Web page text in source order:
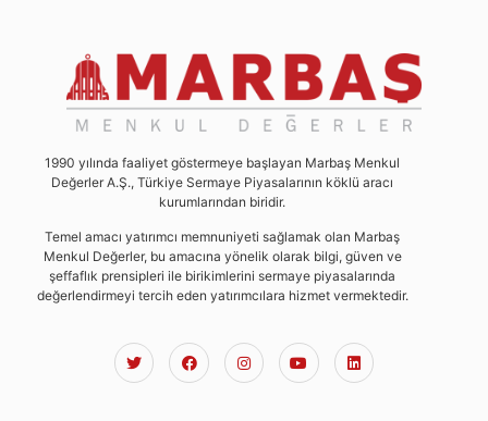
1990 yılında faaliyet göstermeye başlayan Marbaş Menkul
Değerler A.Ş., Türkiye Sermaye Piyasalarının köklü aracı
kurumlarından biridir.
Temel amacı yatırımcı memnuniyeti sağlamak olan Marbaş
Menkul Değerler, bu amacına yönelik olarak bilgi, güven ve
şeffaflık prensipleri ile birikimlerini sermaye piyasalarında
değerlendirmeyi tercih eden yatırımcılara hizmet vermektedir.